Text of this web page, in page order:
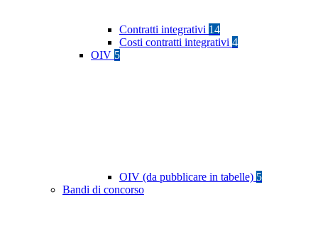
Contratti integrativi 14
Costi contratti integrativi 4
OIV 5
OIV (da pubblicare in tabelle) 5
Bandi di concorso